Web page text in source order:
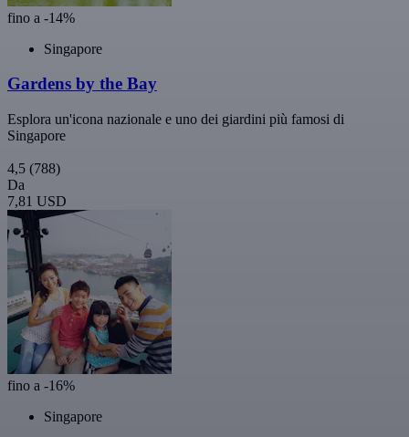
fino a -14%
Singapore
Gardens by the Bay
Esplora un'icona nazionale e uno dei giardini più famosi di
Singapore
4,5 (788)
Da
7,81 USD
fino a -16%
Singapore